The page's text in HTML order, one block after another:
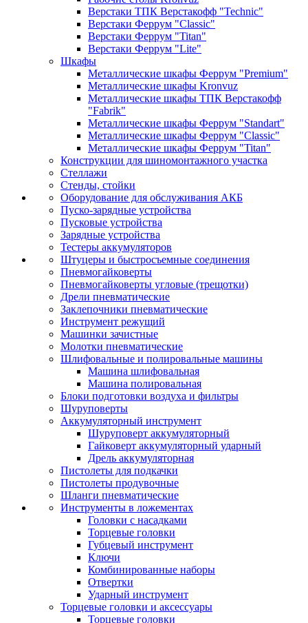
Верстаки ТПК Верстакофф "Technic"
Верстаки Феррум "Classic"
Верстаки Феррум "Titan"
Верстаки Феррум "Lite"
Шкафы
Металлические шкафы Феррум "Premium"
Металлические шкафы Kronvuz
Металлические шкафы ТПК Верстакофф
"Fabrik"
Металлические шкафы Феррум "Standart"
Металлические шкафы Феррум "Classic"
Металлические шкафы Феррум "Titan"
Конструкции для шиномонтажного участка
Стеллажи
Стенды, стойки
Оборудование для обслуживания АКБ
Пуско-зарядные устройства
Пусковые устройства
Зарядные устройства
Тестеры аккумуляторов
Штуцеры и быстросъемные соединения
Пневмогайковерты
Пневмогайковерты угловые (трещотки)
Дрели пневматические
Заклепочники пневматические
Инструмент режущий
Машинки зачистные
Молотки пневматические
Шлифовальные и полировальные машины
Машина шлифовальная
Машина полировальная
Блоки подготовки воздуха и фильтры
Шуруповерты
Аккумуляторный инструмент
Шуруповерт аккумуляторный
Гайковерт аккумуляторный ударный
Дрель аккумуляторная
Пистолеты для подкачки
Пистолеты продувочные
Шланги пневматические
Инструменты в ложементах
Головки с насадками
Торцевые головки
Губцевый инструмент
Ключи
Комбинированные наборы
Отвертки
Ударный инструмент
Торцевые головки и аксессуары
Торцевые головки